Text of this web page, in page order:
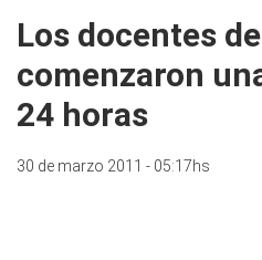
Los docentes
comenzaron
24 horas
30 de marzo 2011 - 05:17hs